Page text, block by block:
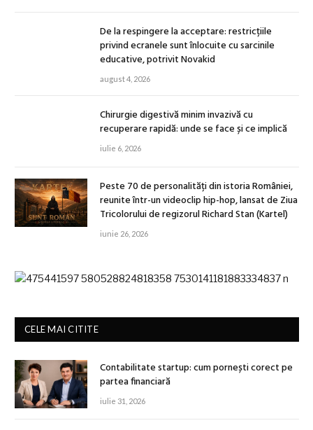
De la respingere la acceptare: restricțiile
privind ecranele sunt înlocuite cu sarcinile
educative, potrivit Novakid
august 4, 2026
Chirurgie digestivă minim invazivă cu
recuperare rapidă: unde se face și ce implică
iulie 6, 2026
Peste 70 de personalități din istoria României,
reunite într-un videoclip hip-hop, lansat de Ziua
Tricolorului de regizorul Richard Stan (Kartel)
iunie 26, 2026
CELE MAI CITITE
Contabilitate startup: cum pornești corect pe
partea financiară
iulie 31, 2026